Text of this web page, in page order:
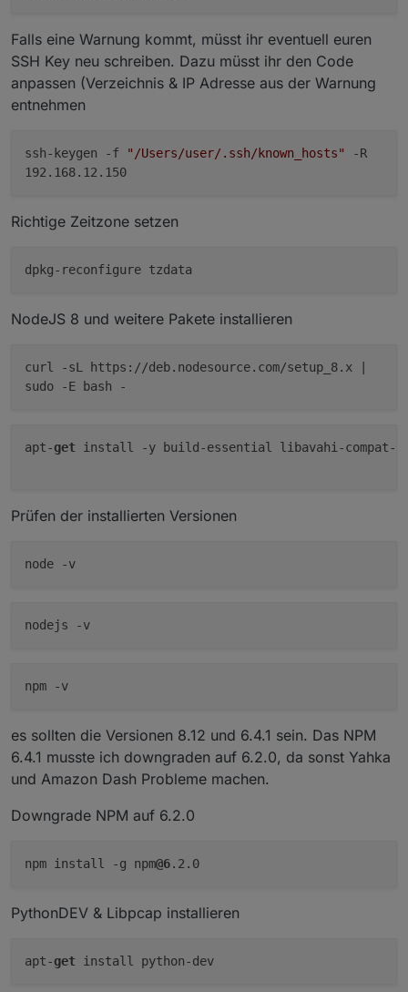
Falls eine Warnung kommt, müsst ihr eventuell euren
SSH Key neu schreiben. Dazu müsst ihr den Code
anpassen (Verzeichnis & IP Adresse aus der Warnung
entnehmen
ssh-keygen -f "/Users/user/.ssh/known_hosts"
-R
192.168.12.150
Richtige Zeitzone setzen
NodeJS 8 und weitere Pakete installieren
curl -sL https://deb.nodesource.com/setup_8.x |
sudo -E bash -
apt-get install -y build-essential libavahi-compat-
Prüfen der installierten Versionen
es sollten die Versionen 8.12 und 6.4.1 sein. Das NPM
6.4.1 musste ich downgraden auf 6.2.0, da sonst Yahka
und Amazon Dash Probleme machen.
Downgrade NPM auf 6.2.0
npm install -g npm@6.2.0
PythonDEV & Libpcap installieren
apt-get